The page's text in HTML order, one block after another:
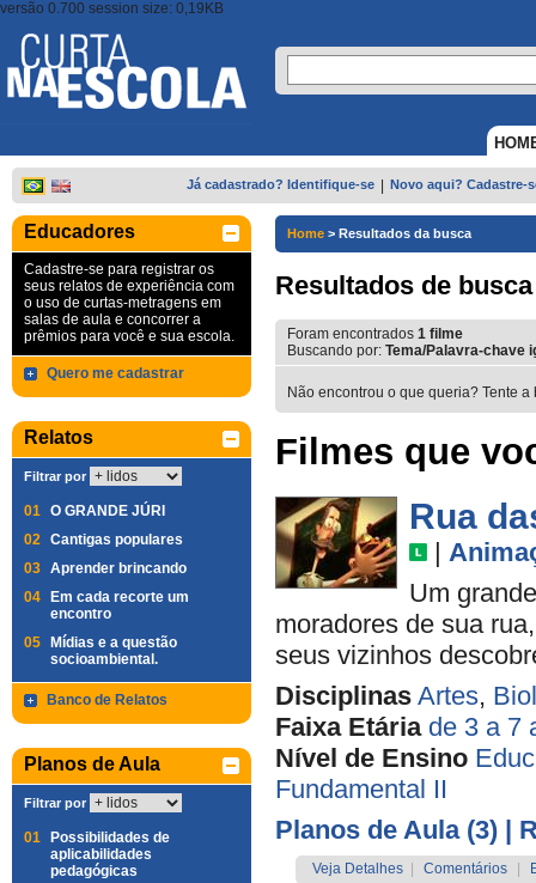
versão 0.700 session size: 0,19KB
Já cadastrado? Identifique-se Novo aqui? Cadastre-
Educadores
Cadastre-se para registrar os
seus relatos de experiência com
o uso de curtas-metragens em
salas de aula e concorrer a
prêmios para você e sua escola.
Quero me cadastrar
Relatos
Filtrar por
01 O GRANDE JÚRI
02 Cantigas populares
03 Aprender brincando
04
Em cada recorte um
encontro
05
Mídias e a questão
socioambiental.
Banco de Relatos
Planos de Aula
Filtrar por
01
Possibilidades de
aplicabilidades
pedagógicas
Home > Resultados da busca
Resultados de busca
Foram encontrados 1 filme
Buscando por: Tema/Palavra-chave
Não encontrou o que queria? Tente
Filmes que
Rua
|
Um
moradores de sua
seus vizinhos
Disciplinas Artes,
Faixa Etária de 3 a 7
Nível de Ensino
Fundamental II
Planos de Aula (3) |
Veja Detalhes Comentários